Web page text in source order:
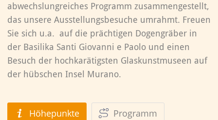
abwechslungreiches Programm zusammengestellt,
das unsere Ausstellungsbesuche umrahmt. Freuen
Sie sich u.a. auf die prächtigen Dogengräber in
der Basilika Santi Giovanni e Paolo und einen
Besuch der hochkarätigsten Glaskunstmuseen auf
der hübschen Insel Murano.
Höhepunkte
Programm